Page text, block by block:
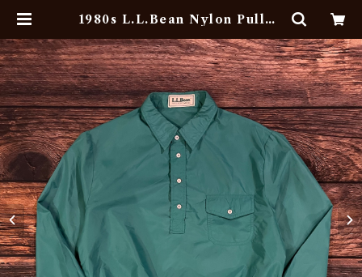
1980s L.L.Bean Nylon Pullov